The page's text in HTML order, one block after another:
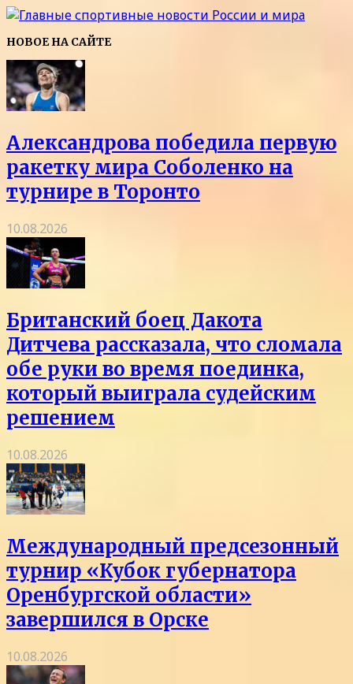
НОВОЕ НА САЙТЕ
Александрова победила первую
ракетку мира Соболенко на
турнире в Торонто
10.08.2026
Британский боец Дакота
Дитчева рассказала, что сломала
обе руки во время поединка,
который выиграла судейским
решением
10.08.2026
Международный предсезонный
турнир «Кубок губернатора
Оренбургской области»
завершился в Орске
10.08.2026